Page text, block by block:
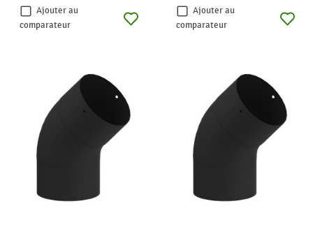
Ajouter au
comparateur
Ajouter au
comparateur